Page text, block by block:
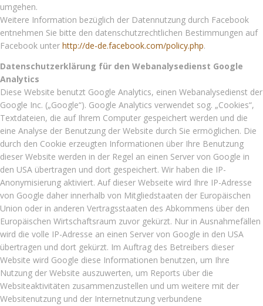
umgehen.
Weitere Information bezüglich der Datennutzung durch Facebook
entnehmen Sie bitte den datenschutzrechtlichen Bestimmungen auf
Facebook unter http://de-de.facebook.com/policy.php.
Datenschutzerklärung für den Webanalysedienst Google
Analytics
Diese Website benutzt Google Analytics, einen Webanalysedienst der
Google Inc. („Google“). Google Analytics verwendet sog. „Cookies“,
Textdateien, die auf Ihrem Computer gespeichert werden und die
eine Analyse der Benutzung der Website durch Sie ermöglichen. Die
durch den Cookie erzeugten Informationen über Ihre Benutzung
dieser Website werden in der Regel an einen Server von Google in
den USA übertragen und dort gespeichert. Wir haben die IP-
Anonymisierung aktiviert. Auf dieser Webseite wird Ihre IP-Adresse
von Google daher innerhalb von Mitgliedstaaten der Europäischen
Union oder in anderen Vertragsstaaten des Abkommens über den
Europäischen Wirtschaftsraum zuvor gekürzt. Nur in Ausnahmefällen
wird die volle IP-Adresse an einen Server von Google in den USA
übertragen und dort gekürzt. Im Auftrag des Betreibers dieser
Website wird Google diese Informationen benutzen, um Ihre
Nutzung der Website auszuwerten, um Reports über die
Websiteaktivitäten zusammenzustellen und um weitere mit der
Websitenutzung und der Internetnutzung verbundene